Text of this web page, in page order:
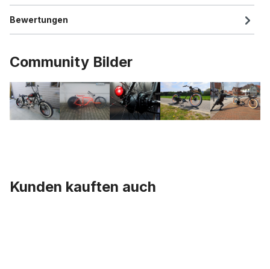
Bewertungen
Community Bilder
Kunden kauften auch